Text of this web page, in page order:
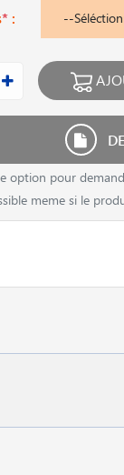
*:
option pour
meme si le